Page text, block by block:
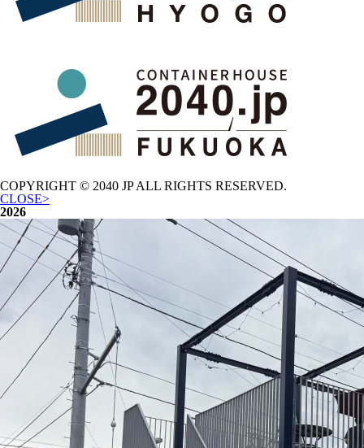
COPYRIGHT © 2040 JP ALL RIGHTS RESERVED.
CLOSE>
2026